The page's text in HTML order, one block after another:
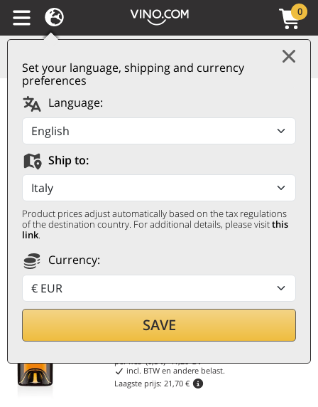
Set your language, shipping and currency
preferences
Language:
Ship to:
Product prices adjust automatically based on the tax regulations
of the destination country. For additional details, please visitthis
link.
Currency:
SAVE
0
Malvasia delle Lipari
DOC Passito Najm
2024 Colosi
COLOSI
500 ㎖
Korting 5%
20,60€
per fles (0,5 ℓ)41,20€/ℓ
incl. BTW en andere belast.
Laagste prijs:21,70 €